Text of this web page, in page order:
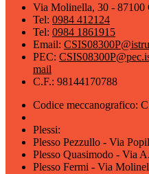
Via Molinella, 30 - 87100
Tel: 0984 412124
Tel: 0984 1861915
Email:
PEC:
mail
C.F.: 98144170788
Codice meccanografico:
Plessi:
Plesso Pezzullo - Via
Plesso Quasimodo - Via
Plesso Fermi - Via